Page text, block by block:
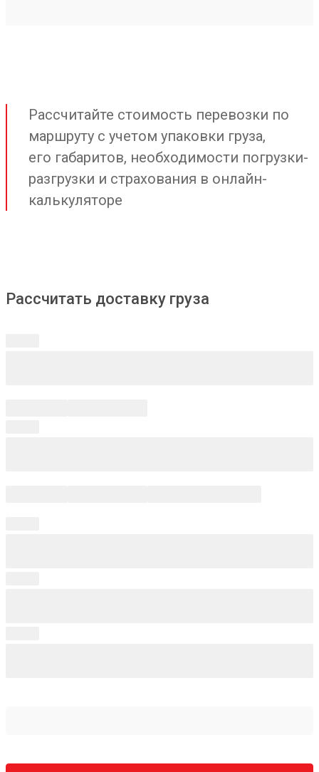
Рассчитайте стоимость перевозки по
маршруту с учетом упаковки груза,
его габаритов, необходимости погрузки-
разгрузки и страхования в онлайн-
калькуляторе
Рассчитать доставку груза